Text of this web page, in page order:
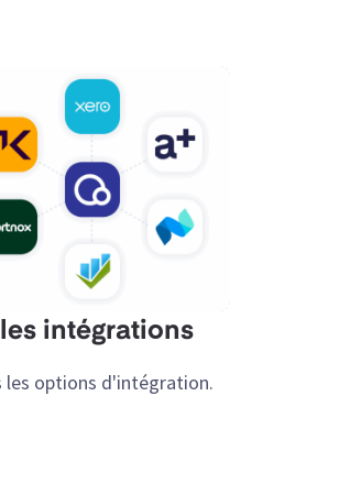
intégrations
les options d'intégration.